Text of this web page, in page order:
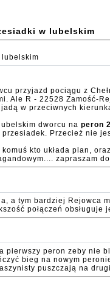
w lubelskim
przyjazd pociągu z
Ale R - 22528 Zamość-
w przeciwnych
dworcu na peron 2
Przecież nie
kto układa plan,
zapraszam
a tym bardziej Rejowca
połączeń obsługuje
pierwszy peron zeby nie
bieg na nowym
puszczają na